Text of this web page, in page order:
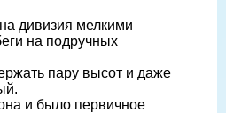
дивизия мелкими
на подручных
пару высот и даже
и было первичное